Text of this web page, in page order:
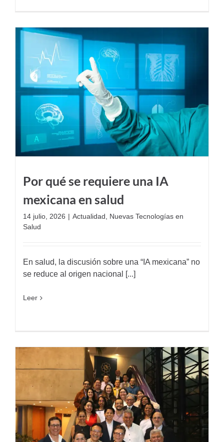
Por qué se requiere una IA
mexicana en salud
14 julio, 2026 | Actualidad
Nuevas Tecnologías en
Salud
En salud, la discusión sobre una “IA mexicana” no
se reduce al origen nacional [...]
Leer